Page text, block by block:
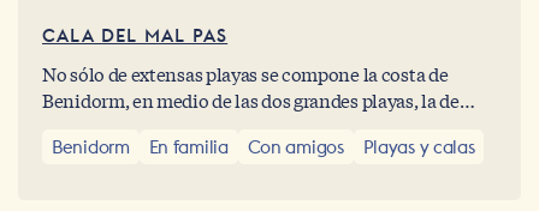
CALA DEL MAL PAS
No sólo de extensas playas se compone la costa de
Benidorm, en medio de las dos grandes playas, la de
llamada Cala del Mal Pas, muy cerca del Centro
Benidorm En familia Con amigos Playas y calas